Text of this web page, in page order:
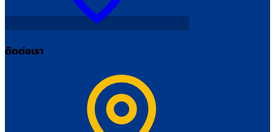
ติดต่อเรา